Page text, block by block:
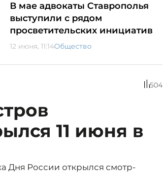
В мае адвокаты Ставрополья
выступили с рядом
просветительских инициатив
12 июня, 11:14Общество
504
11 июня в
Дня России открылся смотр-